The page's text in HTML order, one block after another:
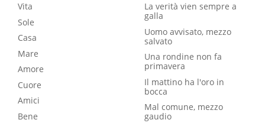
Vita
Sole
Casa
Mare
Amore
Cuore
Amici
Bene
La verità vien sempre a
galla
Uomo avvisato, mezzo
salvato
Una rondine non fa
primavera
Il mattino ha l'oro in
bocca
Mal comune, mezzo
gaudio